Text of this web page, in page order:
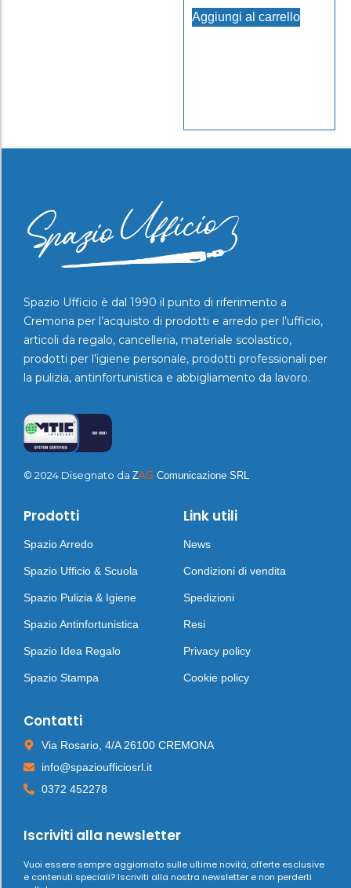
Aggiungi al carrello
Spazio Ufficio è dal 1990 il punto di riferimento a
Cremona per l’acquisto di prodotti e arredo per l’ufficio,
articoli da regalo, cancelleria, materiale scolastico,
prodotti per l’igiene personale, prodotti professionali per
la pulizia, antinfortunistica e abbigliamento da lavoro.
© 2024 Disegnato da ZAG Comunicazione SRL
Prodotti
Spazio Arredo
Spazio Ufficio & Scuola
Spazio Pulizia & Igiene
Spazio Antinfortunistica
Spazio Idea Regalo
Spazio Stampa
Link utili
News
Condizioni di vendita
Spedizioni
Resi
Privacy policy
Cookie policy
Contatti
Via Rosario, 4/A 26100 CREMONA
info@spazioufficiosrl.it
0372 452278
Iscriviti alla newsletter
Vuoi essere sempre aggiornato sulle ultime novità, offerte esclusive
e contenuti speciali? Iscriviti alla nostra newsletter e non perderti